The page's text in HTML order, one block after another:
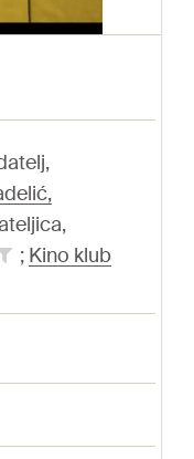
; Kino klub